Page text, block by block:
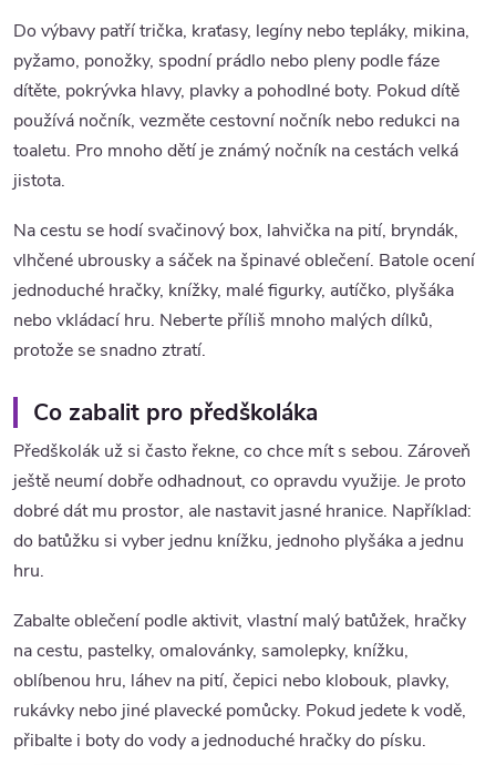
Do výbavy patří trička, kraťasy, legíny nebo tepláky, mikina,
pyžamo, ponožky, spodní prádlo nebo pleny podle fáze
dítěte, pokrývka hlavy, plavky a pohodlné boty. Pokud dítě
používá nočník, vezměte cestovní nočník nebo redukci na
toaletu. Pro mnoho dětí je známý nočník na cestách velká
jistota.
Na cestu se hodí svačinový box, lahvička na pití, bryndák,
vlhčené ubrousky a sáček na špinavé oblečení. Batole ocení
jednoduché hračky, knížky, malé figurky, autíčko, plyšáka
nebo vkládací hru. Neberte příliš mnoho malých dílků,
protože se snadno ztratí.
Co zabalit pro předškoláka
Předškolák už si často řekne, co chce mít s sebou. Zároveň
ještě neumí dobře odhadnout, co opravdu využije. Je proto
dobré dát mu prostor, ale nastavit jasné hranice. Například:
do batůžku si vyber jednu knížku, jednoho plyšáka a jednu
hru.
Zabalte oblečení podle aktivit, vlastní malý batůžek, hračky
na cestu, pastelky, omalovánky, samolepky, knížku,
oblíbenou hru, láhev na pití, čepici nebo klobouk, plavky,
rukávky nebo jiné plavecké pomůcky. Pokud jedete k vodě,
přibalte i boty do vody a jednoduché hračky do písku.